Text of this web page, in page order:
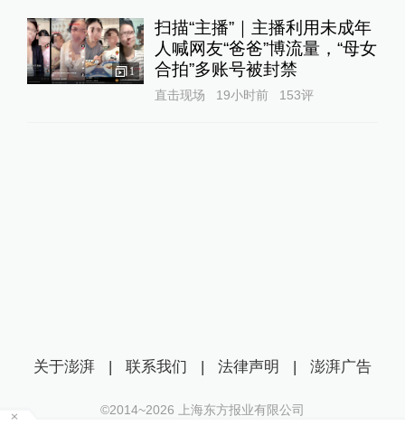
1
扫描“主播”｜主播利用未成年
人喊网友“爸爸”博流量，“母女
合拍”多账号被封禁
直击现场 19小时前 153评
关于澎湃 | 联系我们 | 法律声明 | 澎湃广告
©2014~2026 上海东方报业有限公司